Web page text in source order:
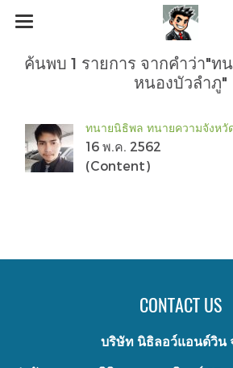
ค้นพบ 1 รายการ จากคำว่า"ท
หนองบัวลำภู"
ทนายนิธิพล ทนายความจังหวั
16 พ.ค. 2562
(Content)
CONTACT US
บริษัท นิธิลอว์แอนด์วิน